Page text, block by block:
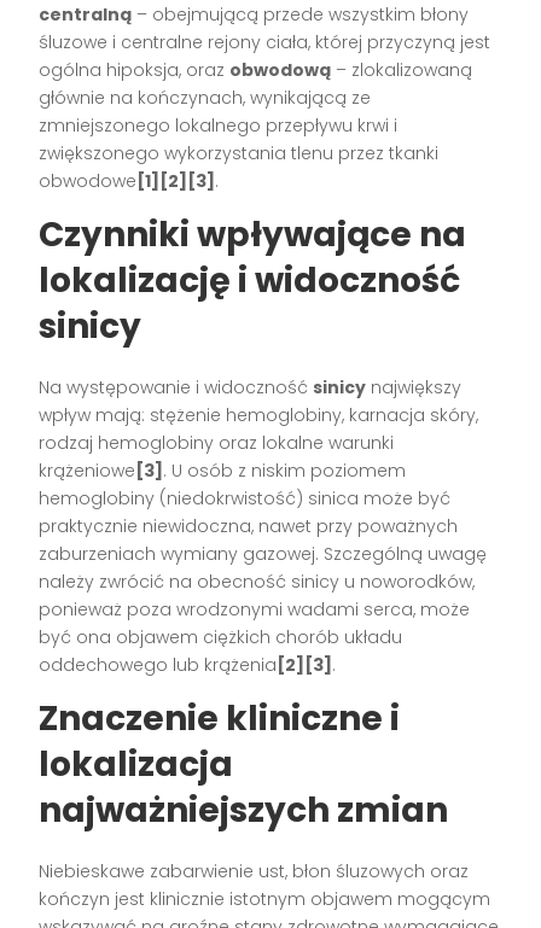
centralną – obejmującą przede wszystkim błony
śluzowe i centralne rejony ciała, której przyczyną jest
ogólna hipoksja, oraz obwodową – zlokalizowaną
głównie na kończynach, wynikającą ze
zmniejszonego lokalnego przepływu krwi i
zwiększonego wykorzystania tlenu przez tkanki
obwodowe [1][2][3] .
Czynniki wpływające na
lokalizację i widoczność
sinicy
Na występowanie i widoczność sinicy największy
wpływ mają: stężenie hemoglobiny, karnacja skóry,
rodzaj hemoglobiny oraz lokalne warunki
krążeniowe [3] . U osób z niskim poziomem
hemoglobiny (niedokrwistość) sinica może być
praktycznie niewidoczna, nawet przy poważnych
zaburzeniach wymiany gazowej. Szczególną uwagę
należy zwrócić na obecność sinicy u noworodków,
ponieważ poza wrodzonymi wadami serca, może
być ona objawem ciężkich chorób układu
oddechowego lub krążenia [2][3] .
Znaczenie kliniczne i
lokalizacja
najważniejszych zmian
Niebieskawe zabarwienie ust, błon śluzowych oraz
kończyn jest klinicznie istotnym objawem mogącym